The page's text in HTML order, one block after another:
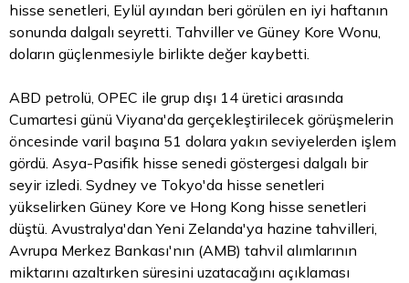
hisse senetleri, Eylül ayından beri görülen en iyi haftanın
sonunda dalgalı seyretti. Tahviller ve Güney Kore Wonu,
doların güçlenmesiyle birlikte değer kaybetti.
ABD petrolü, OPEC ile grup dışı 14 üretici arasında
Cumartesi günü Viyana'da gerçekleştirilecek görüşmelerin
öncesinde varil başına 51 dolara yakın seviyelerden işlem
gördü. Asya-Pasifik hisse senedi göstergesi dalgalı bir
seyir izledi. Sydney ve Tokyo'da hisse senetleri
yükselirken Güney Kore ve Hong Kong hisse senetleri
düştü. Avustralya'dan Yeni Zelanda'ya hazine tahvilleri,
Avrupa Merkez Bankası'nın (AMB) tahvil alımlarının
miktarını azaltırken süresini uzatacağını açıklaması